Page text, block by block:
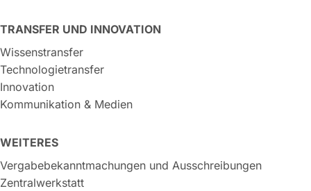
TRANSFER UND INNOVATION
Wissenstransfer
Technologietransfer
Innovation
Kommunikation & Medien
WEITERES
Vergabebekanntmachungen und Ausschreibungen
Zentralwerkstatt